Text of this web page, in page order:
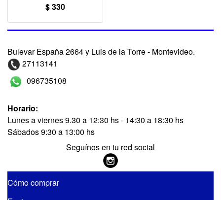
$ 330
Bulevar España 2664 y Luis de la Torre - Montevideo.
27113141
096735108
Horario:
Lunes a viernes 9.30 a 12:30 hs - 14:30 a 18:30 hs
Sábados 9:30 a 13:00 hs
Seguínos en tu red social
Cómo comprar